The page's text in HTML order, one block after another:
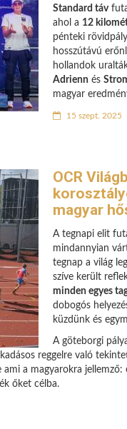
Standard táv
ahol a 12
pénteki
hosszútávú
hollandok
Adrienn és
magyar
15 szept. 2025
OCR
magyar
A tegnapi elit
mindannyian
tegnap a világ
szíve került
minden egyes
dobogós
küzdünk és
A göteborgi
reggelre való
a magyarokra jellemző:
őket célba.